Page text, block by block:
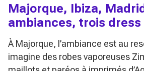
Majorque, Ibiza,
ambiances, trois dress
À Majorque, l’ambiance est au
imagine des robes vaporeuses